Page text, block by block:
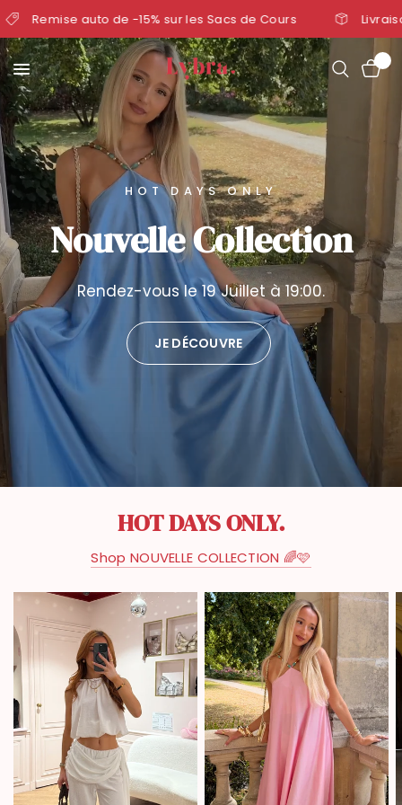
de -15% sur les Sacs de Cours Livraison 24/48H
HOT DAYS ONLY
Nouvelle Collection
Rendez-vous le 19 Juillet à 19:00.
JE DÉCOUVRE
HOT DAYS ONLY.
Shop NOUVELLE COLLECTION 🌈🩷